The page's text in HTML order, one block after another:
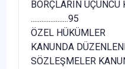
BORÇLARIN ÜÇÜNCÜ
.....................95
ÖZEL HÜKÜMLER
KANUNDA
SÖZLEŞMELER